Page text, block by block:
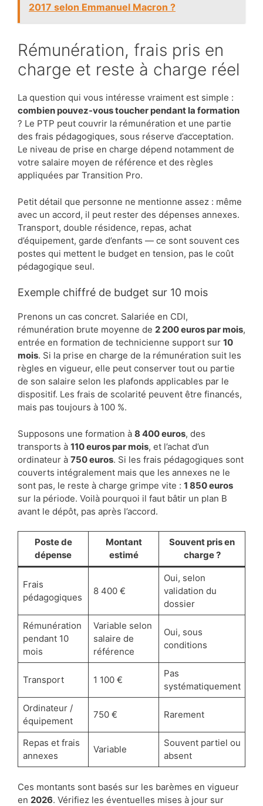
2017 selon Emmanuel Macron ?
Rémunération, frais pris en
charge et reste à charge réel
La question qui vous intéresse vraiment est simple :
combien pouvez-vous toucher pendant la formation
? Le PTP peut couvrir la rémunération et une partie
des frais pédagogiques, sous réserve d’acceptation.
Le niveau de prise en charge dépend notamment de
votre salaire moyen de référence et des règles
appliquées par Transition Pro.
Petit détail que personne ne mentionne assez : même
avec un accord, il peut rester des dépenses annexes.
Transport, double résidence, repas, achat
d’équipement, garde d’enfants — ce sont souvent ces
postes qui mettent le budget en tension, pas le coût
pédagogique seul.
Exemple chiffré de budget sur 10 mois
Prenons un cas concret. Salariée en CDI,
rémunération brute moyenne de 2 200 euros par mois,
entrée en formation de technicienne support sur 10
mois. Si la prise en charge de la rémunération suit les
règles en vigueur, elle peut conserver tout ou partie
de son salaire selon les plafonds applicables par le
dispositif. Les frais de scolarité peuvent être financés,
mais pas toujours à 100 %.
Supposons une formation à 8 400 euros, des
transports à 110 euros par mois, et l’achat d’un
ordinateur à 750 euros. Si les frais pédagogiques sont
couverts intégralement mais que les annexes ne le
sont pas, le reste à charge grimpe vite : 1 850 euros
sur la période. Voilà pourquoi il faut bâtir un plan B
avant le dépôt, pas après l’accord.
Poste de
dépense
Montant
estimé
Souvent pris en
charge ?
Frais
pédagogiques
8 400 €
Oui, selon
validation du
dossier
Rémunération
pendant 10
mois
Variable selon
salaire de
référence
Oui, sous
conditions
Transport 1 100 €
Pas
systématiquement
Ordinateur /
équipement
750 € Rarement
Repas et frais
annexes
Variable
Souvent partiel ou
absent
Ces montants sont basés sur les barèmes en vigueur
en 2026. Vérifiez les éventuelles mises à jour sur